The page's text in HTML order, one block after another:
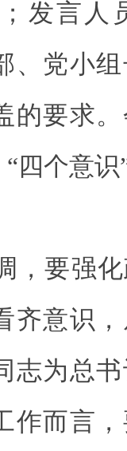
发言人
、党小
的要求
四个意
要强
齐意识
志为总
作而言